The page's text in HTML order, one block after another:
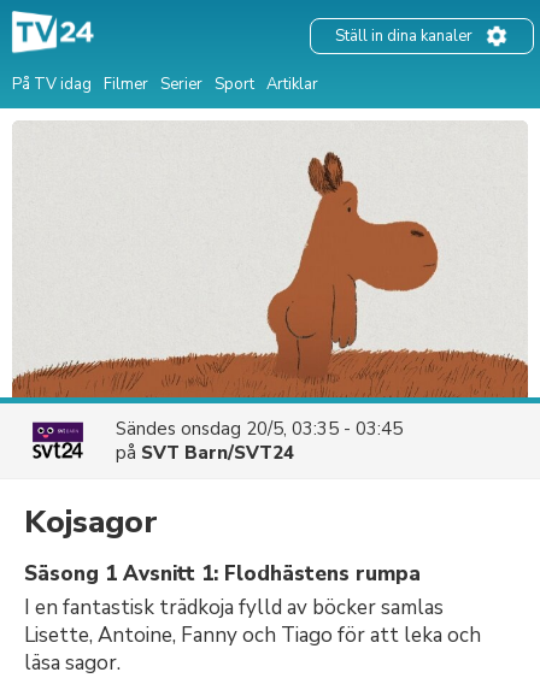
På TV idag Filmer Serier Sport Artiklar
Ställ in dina kanaler
Sändes onsdag 20/5, 03:35 - 03:45
på SVT Barn/SVT24
Kojsagor
Säsong 1 Avsnitt 1: Flodhästens rumpa
I en fantastisk trädkoja fylld av böcker samlas
Lisette, Antoine, Fanny och Tiago för att leka och
läsa sagor.